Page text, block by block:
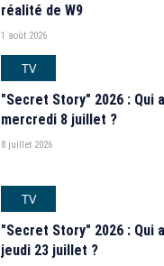
réalité de W9
1 août 2026
TV
"Secret Story" 2026 : Qui
mercredi 8 juillet ?
8 juillet 2026
TV
"Secret Story" 2026 : Qui
jeudi 23 juillet ?